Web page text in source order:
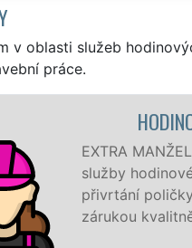
v oblasti služeb
práce.
EXTRA MANŽEL
služby
přivrtání poličky,
zárukou kvalitně